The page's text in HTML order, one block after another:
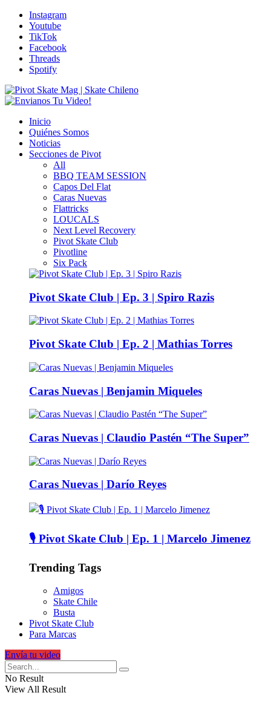
Instagram
Youtube
TikTok
Facebook
Threads
Spotify
Inicio
Quiénes Somos
Noticias
Secciones de Pivot
All
BBQ TEAM SESSION
Capos Del Flat
Caras Nuevas
Flattricks
LOUCALS
Next Level Recovery
Pivot Skate Club
Pivotline
Six Pack
Pivot Skate Club | Ep. 3 | Spiro Razis
Pivot Skate Club | Ep. 2 | Mathias Torres
Caras Nuevas | Benjamin Miqueles
Caras Nuevas | Claudio Pastén “The Super”
Caras Nuevas | Darío Reyes
🎙️ Pivot Skate Club | Ep. 1 | Marcelo Jimenez
Trending Tags
Amigos
Skate Chile
Busta
Pivot Skate Club
Para Marcas
Envía tu video
No Result
View All Result